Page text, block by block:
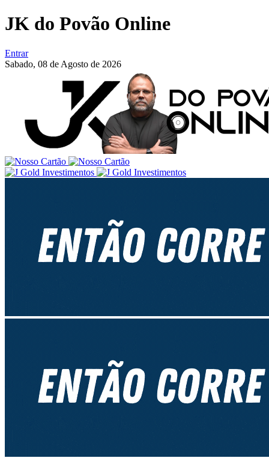
JK do Povão Online
Entrar
Sabado, 08 de Agosto de 2026